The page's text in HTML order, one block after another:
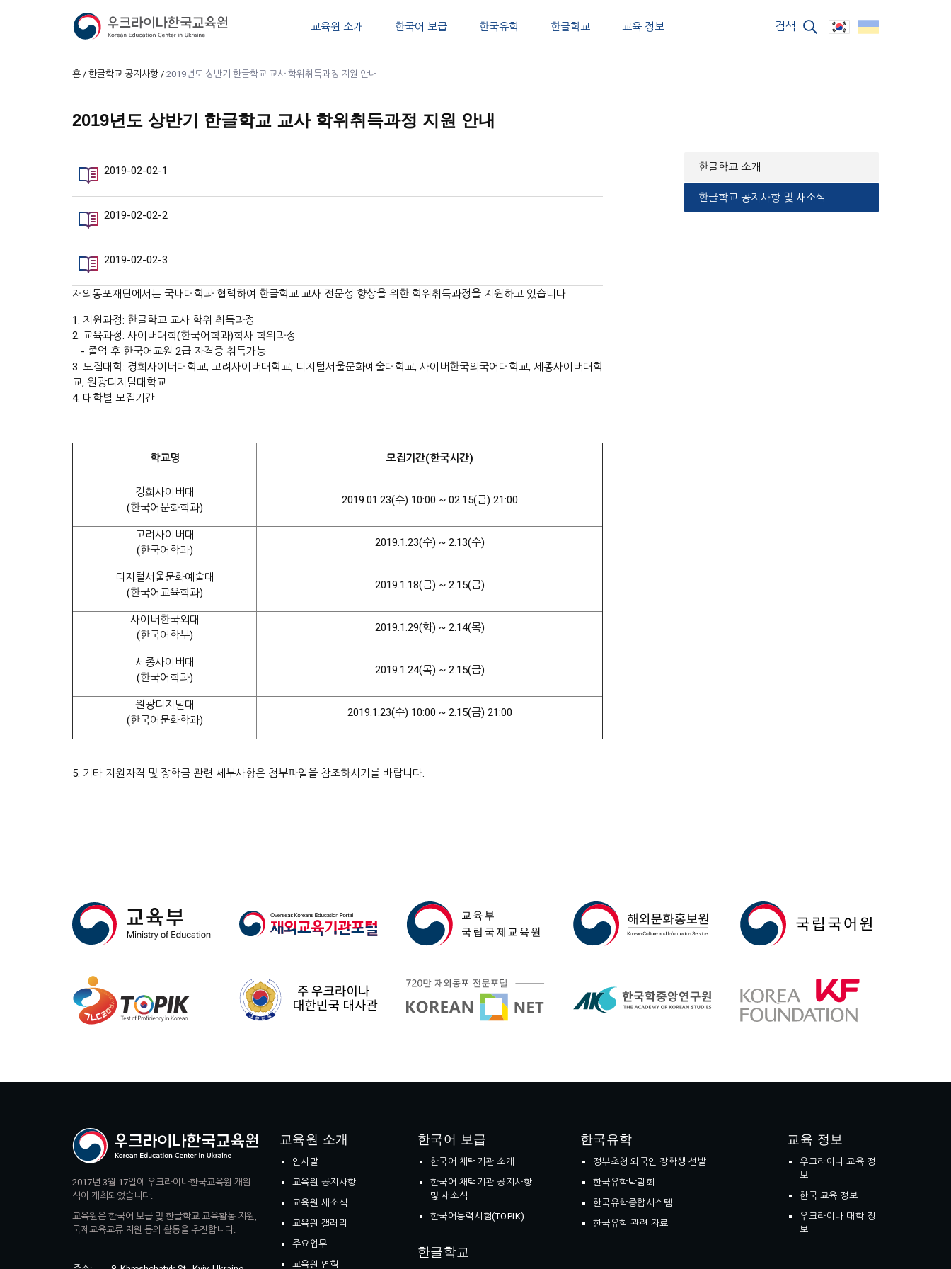
교육원 소개 한국어 보급 한국유학 한글학교 교육 정보 검색
홈 한글학교 공지사항 2019년도 상반기 한글학교 교사 학위취득과정 지원 안내
2019년도 상반기 한글학교 교사 학위취득과정 지원 안내
2019-02-02-1
2019-02-02-2
2019-02-02-3
재외동포재단에서는 국내대학과 협력하여 한글학교 교사 전문성 향상을 위한 학위취득과정을 지원하고 있습니다.
1. 지원과정: 한글학교 교사 학위 취득과정
2. 교육과정: 사이버대학(한국어학과)학사 학위과정
- 졸업 후 한국어교원 2급 자격증 취득가능
3. 모집대학: 경희사이버대학교, 고려사이버대학교, 디지털서울문화예술대학교, 사이버한국외국어대학교, 세종사이버대학
교, 원광디지털대학교
4. 대학별 모집기간
학교명 모집기간(한국시간)
경희사이버대
(한국어문화학과)
2019.01.23(수) 10:00 ~ 02.15(금) 21:00
고려사이버대
(한국어학과)
2019.1.23(수) ~ 2.13(수)
디지털서울문화예술대
(한국어교육학과)
2019.1.18(금) ~ 2.15(금)
사이버한국외대
(한국어학부)
2019.1.29(화) ~ 2.14(목)
세종사이버대
(한국어학과)
2019.1.24(목) ~ 2.15(금)
원광디지털대
(한국어문화학과)
2019.1.23(수) 10:00 ~ 2.15(금) 21:00
5. 기타 지원자격 및 장학금 관련 세부사항은 첨부파일을 참조하시기를 바랍니다.
한글학교 소개
한글학교 공지사항 및 새소식
2017년 3월 17일에 우크라이나한국교육원 개원
식이 개최되었습니다.
교육원은 한국어 보급 및 한글학교 교육활동 지원,
국제교육교류 지원 등의 활동을 추진합니다.
교육원 소개
인사말
교육원 공지사항
교육원 새소식
교육원 갤러리
주요업무
교육원 연혁
한국어 보급
한국어 채택기관 소개
한국어 채택기관 공지사항
및 새소식
한국어능력시험(TOPIK)
한글학교
한국유학
정부초청 외국인 장학생 선발
한국유학박람회
한국유학종합시스템
한국유학 관련 자료
교육 정보
우크라이나 교육 정
보
한국 교육 정보
우크라이나 대학 정
보